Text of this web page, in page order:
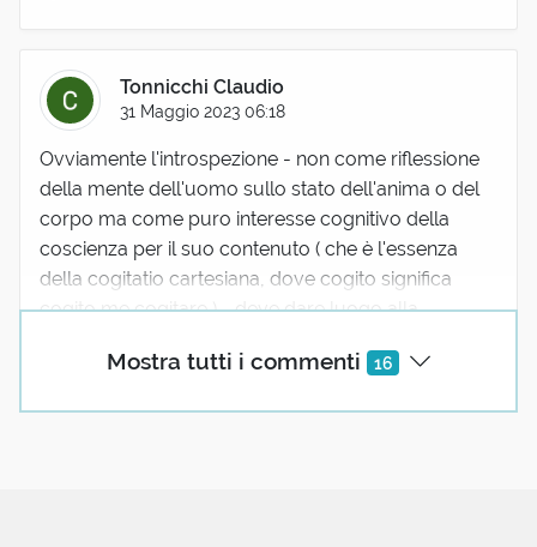
Mostra tutti i commenti 16
Tonnicchi Claudio
31 Maggio 2023 06:18
Ovviamente l'introspezione - non come riflessione
della mente dell'uomo sullo stato dell'anima o del
corpo ma come puro interesse cognitivo della
coscienza per il suo contenuto ( che è l'essenza
della cogitatio cartesiana, dove cogito significa
cogito me cogitare ) - deve dare luogo alla
mente produce da sé; nessuno interferisce se non il